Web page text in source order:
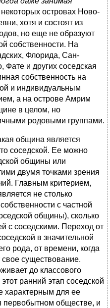
островах Ново-
хотя и состоят из
но еще не образуют
собственности. На
Флорида, Сан-
Фате и других соседская
собственность на
и индивидуальным
а на острове Амрим
в целом, но
родовыми группами.
община является
соседской. Ее можно
общины или
двумя точками зрения
Главным критерием,
не столько
с частной
общины), сколько
с соседскими. Переход от
в значительной
рода, от времени, когда
существование.
до классового
ранний этап соседской
характерным для ее
обществе, и